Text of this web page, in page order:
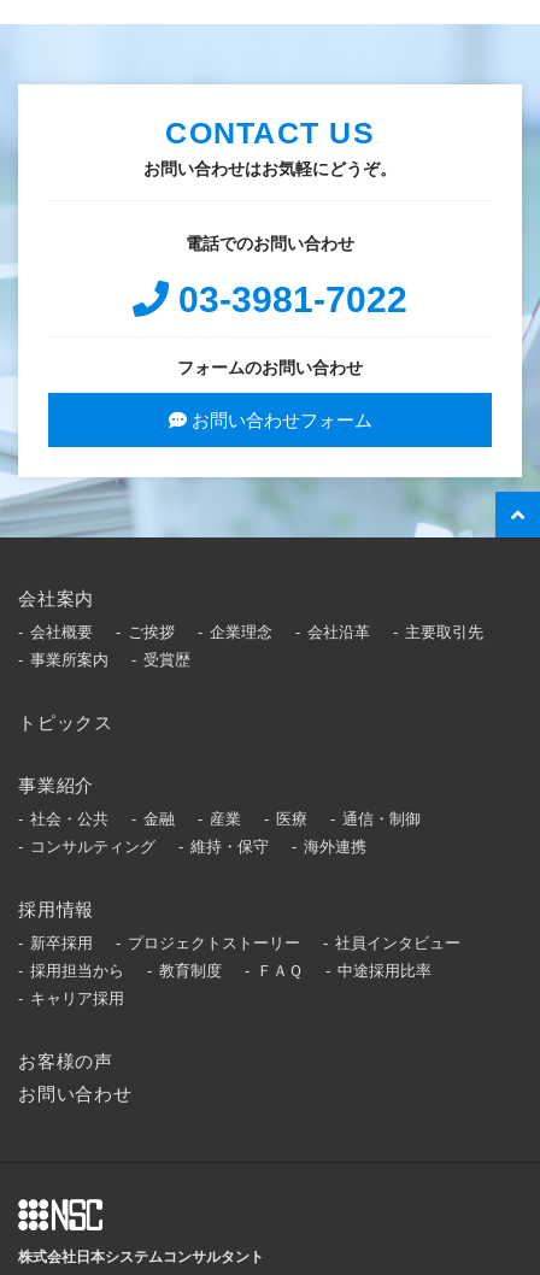
CONTACT US
お問い合わせはお気軽にどうぞ。
電話でのお問い合わせ
03-3981-7022
フォームのお問い合わせ
お問い合わせフォーム
会社案内
会社概要 ご挨拶 企業理念 会社沿革
主要取引先
事業所案内
受賞歴
トピックス
事業紹介
社会・公共 金融 産業 医療
通信・制御
コンサルティング
維持・保守 海外連携
採用情報
新卒採用 プロジェクトストーリー
社員インタビュー
採用担当から
教育制度 ＦＡＱ
中途採用比率
キャリア採用
お客様の声
お問い合わせ
株式会社日本システムコンサルタント